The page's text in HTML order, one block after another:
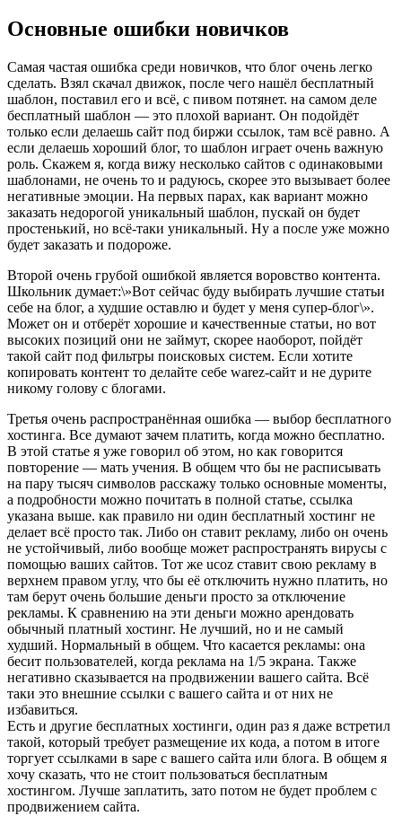
Основные ошибки новичков
Самая частая ошибка среди новичков, что блог очень легко
сделать. Взял скачал движок, после чего нашёл бесплатный
шаблон, поставил его и всё, с пивом потянет. на самом деле
бесплатный шаблон — это плохой вариант. Он подойдёт
только если делаешь сайт под биржи ссылок, там всё равно. А
если делаешь хороший блог, то шаблон играет очень важную
роль. Скажем я, когда вижу несколько сайтов с одинаковыми
шаблонами, не очень то и радуюсь, скорее это вызывает более
негативные эмоции. На первых парах, как вариант можно
заказать недорогой уникальный шаблон, пускай он будет
простенький, но всё-таки уникальный. Ну а после уже можно
будет заказать и подороже.
Второй очень грубой ошибкой является воровство контента.
Школьник думает:\»Вот сейчас буду выбирать лучшие статьи
себе на блог, а худшие оставлю и будет у меня супер-блог\».
Может он и отберёт хорошие и качественные статьи, но вот
высоких позиций они не займут, скорее наоборот, пойдёт
такой сайт под фильтры поисковых систем. Если хотите
копировать контент то делайте себе warez-сайт и не дурите
никому голову с блогами.
Третья очень распространённая ошибка — выбор бесплатного
хостинга. Все думают зачем платить, когда можно бесплатно.
В этой статье я уже говорил об этом, но как говорится
повторение — мать учения. В общем что бы не расписывать
на пару тысяч символов расскажу только основные моменты,
а подробности можно почитать в полной статье, ссылка
указана выше. как правило ни один бесплатный хостинг не
делает всё просто так. Либо он ставит рекламу, либо он очень
не устойчивый, либо вообще может распространять вирусы с
помощью ваших сайтов. Тот же ucoz ставит свою рекламу в
верхнем правом углу, что бы её отключить нужно платить, но
там берут очень большие деньги просто за отключение
рекламы. К сравнению на эти деньги можно арендовать
обычный платный хостинг. Не лучший, но и не самый
худший. Нормальный в общем. Что касается рекламы: она
бесит пользователей, когда реклама на 1/5 экрана. Также
негативно сказывается на продвижении вашего сайта. Всё
таки это внешние ссылки с вашего сайта и от них не
избавиться.
Есть и другие бесплатных хостинги, один раз я даже встретил
такой, который требует размещение их кода, а потом в итоге
торгует ссылками в sape с вашего сайта или блога. В общем я
хочу сказать, что не стоит пользоваться бесплатным
хостингом. Лучше заплатить, зато потом не будет проблем с
продвижением сайта.